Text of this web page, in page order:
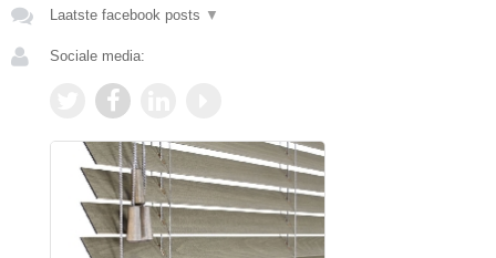
Laatste facebook posts ▼
Sociale media: